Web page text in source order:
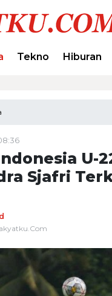
Tekno Hiburan
U-
Sjafri